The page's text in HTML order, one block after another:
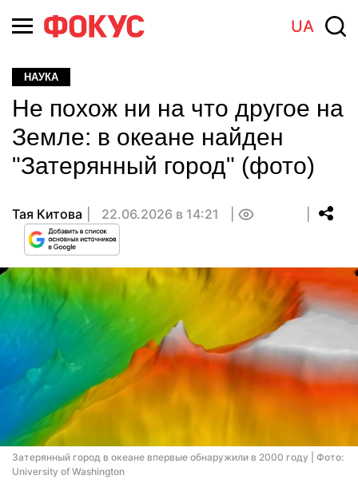
UA
НАУКА
Не похож ни на что другое на
Земле: в океане найден
"Затерянный город" (фото)
Тая Китова 22.06.2026 в 14:21
Затерянный город в океане впервые обнаружили в 2000 году | Фото:
University of Washington